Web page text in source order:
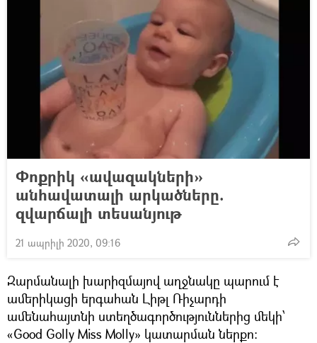
Փոքրիկ «ավազակների»
անհավատալի արկածները.
զվարճալի տեսանյութ
21 ապրիլի 2020, 09:16
Զարմանալի խարիզմայով աղջնակը պարում է
ամերիկացի երգահան Լիթլ Ռիչարդի
ամենահայտնի ստեղծագործություններից մեկի՝
«Good Golly Miss Molly» կատարման ներքո: